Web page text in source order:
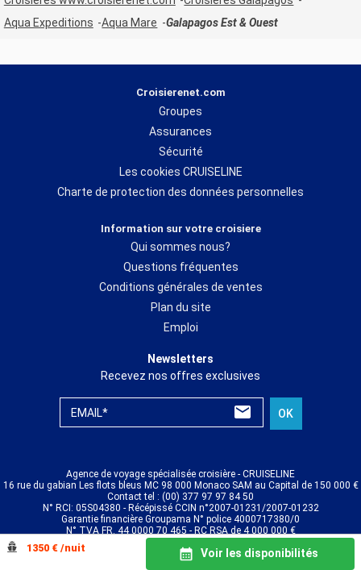
1350 € /nuit Voir les disponibilités
Aqua Expeditions
Aqua Mare Galapagos Est & Ouest
Croisierenet.com
Groupes
Assurances
Sécurité
Les cookies CRUISELINE
Charte de protection des données personnelles
Information sur votre croisiere
Qui sommes nous?
Questions fréquentes
Conditions générales de ventes
Plan du site
Emploi
Newsletters
Recevez nos offres exclusives
EMAIL* OK
Agence de voyage spécialisée croisière - CRUISELINE
16 rue du gabian Les flots bleus MC 98 000 Monaco SAM au Capital de 150 000 €
Contact tel : (00) 377 97 97 84 50
N° RCI: 05S04380 - Récépissé CCIN n°2007-01231/2007-01232
Garantie financière Groupama N° police 4000717380/0
N° TVA FR. 44 0000 70 465 - RC RSA de 4 000 000 €
© CRUISELINE 2026 - all rights reserved